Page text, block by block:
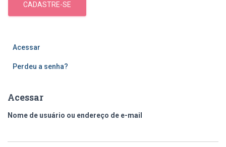
CADASTRE-SE
Acessar
Perdeu a senha?
Acessar
Nome de usuário ou endereço de e-mail